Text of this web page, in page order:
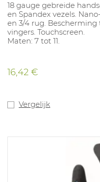
18 gauge gebreide
en Spandex vezels.
en 3/4 rug.
vingers. Touchscreen.
Maten: 7 tot 11.
16,42 €
Vergelijk